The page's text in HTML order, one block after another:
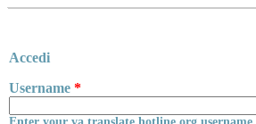
Accedi
Username *